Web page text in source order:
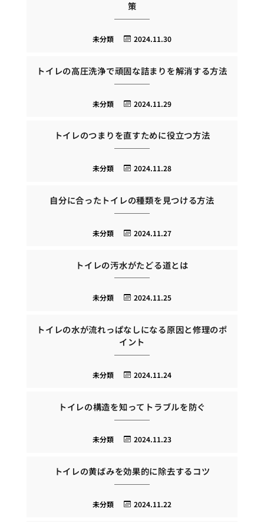
策
2024.11.30
未分類
トイレの高圧洗浄で頑固な詰まりを解消する方法
2024.11.29
未分類
トイレのつまりを直すために役立つ方法
2024.11.28
未分類
自分に合ったトイレの種類を見つける方法
2024.11.27
未分類
トイレの汚水がたどる道とは
2024.11.25
未分類
トイレの水が流れっぱなしになる原因と修理のポ
イント
2024.11.24
未分類
トイレの構造を知ってトラブルを防ぐ
2024.11.23
未分類
トイレの黄ばみを効果的に除去するコツ
2024.11.22
未分類